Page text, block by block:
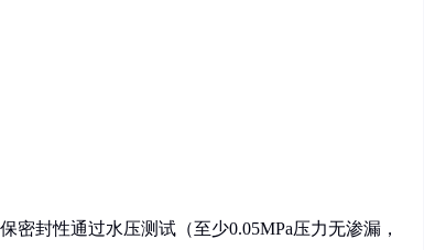
封性通过水压测试（至少0.05MPa压力无渗漏，